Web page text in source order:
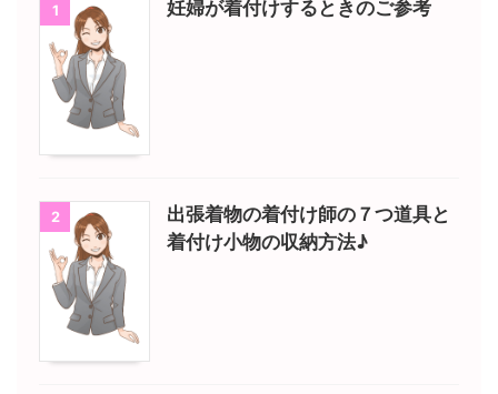
1 妊婦が着付けするときのご参考
2
出張着物の着付け師の７つ道具と
着付け小物の収納方法♪